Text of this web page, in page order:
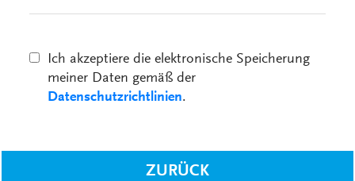
Ich akzeptiere die elektronische Speicherung
meiner Daten gemäß der
Datenschutzrichtlinien.
ZURÜCK